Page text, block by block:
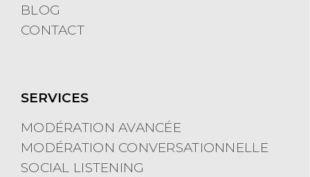
certainement sous-estimé. Simple,
ergonomique, il permet en un clin
ou par média social, des dernières 24h
aux six derniers mois. Très pratique, ce
moteur de recherche dédié fait gagner
un temps fou en veille concurrentielle